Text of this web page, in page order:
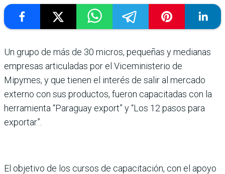
Un grupo de más de 30 micros, pequeñas y medianas
empresas articuladas por el Viceministerio de
Mipymes, y que tienen el interés de salir al mercado
externo con sus productos, fueron capacitadas con la
herramienta “Paraguay export” y “Los 12 pasos para
exportar”.
El objetivo de los cursos de capacitación, con el apoyo